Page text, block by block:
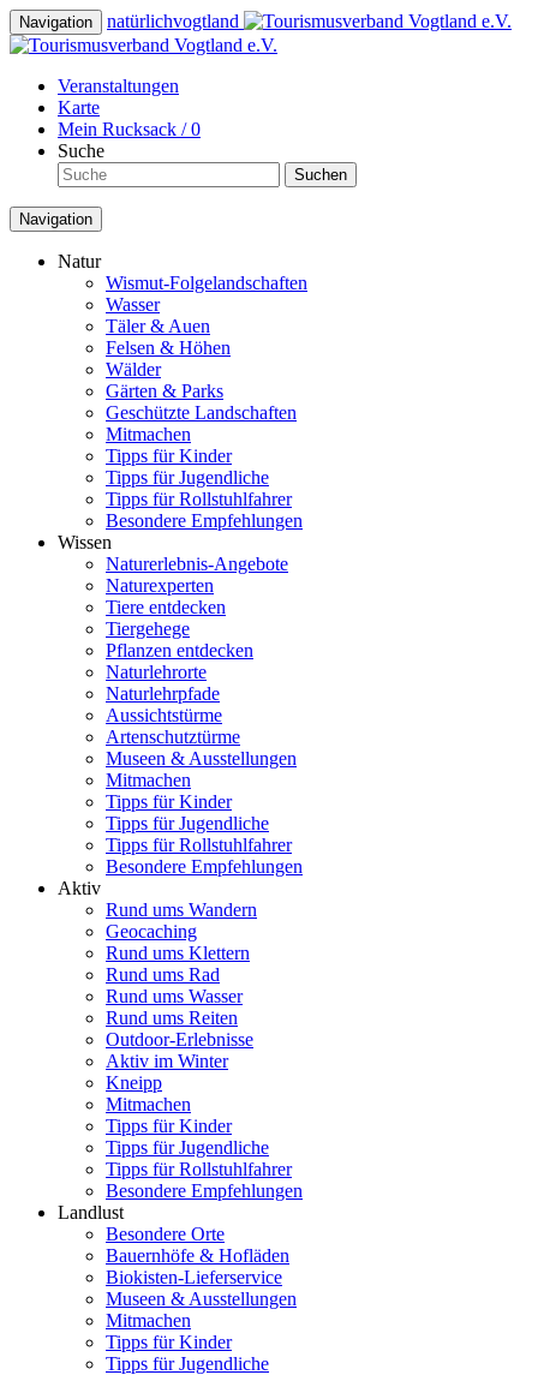
Navigation natürlichvogtland
Veranstaltungen
Karte
Mein Rucksack /0
Suche
Suchen
Navigation
Natur
Wismut-Folgelandschaften
Wasser
Täler & Auen
Felsen & Höhen
Wälder
Gärten & Parks
Geschützte Landschaften
Mitmachen
Tipps für Kinder
Tipps für Jugendliche
Tipps für Rollstuhlfahrer
Besondere Empfehlungen
Wissen
Naturerlebnis-Angebote
Naturexperten
Tiere entdecken
Tiergehege
Pflanzen entdecken
Naturlehrorte
Naturlehrpfade
Aussichtstürme
Artenschutztürme
Museen & Ausstellungen
Mitmachen
Tipps für Kinder
Tipps für Jugendliche
Tipps für Rollstuhlfahrer
Besondere Empfehlungen
Aktiv
Rund ums Wandern
Geocaching
Rund ums Klettern
Rund ums Rad
Rund ums Wasser
Rund ums Reiten
Outdoor-Erlebnisse
Aktiv im Winter
Kneipp
Mitmachen
Tipps für Kinder
Tipps für Jugendliche
Tipps für Rollstuhlfahrer
Besondere Empfehlungen
Landlust
Besondere Orte
Bauernhöfe & Hofläden
Biokisten-Lieferservice
Museen & Ausstellungen
Mitmachen
Tipps für Kinder
Tipps für Jugendliche